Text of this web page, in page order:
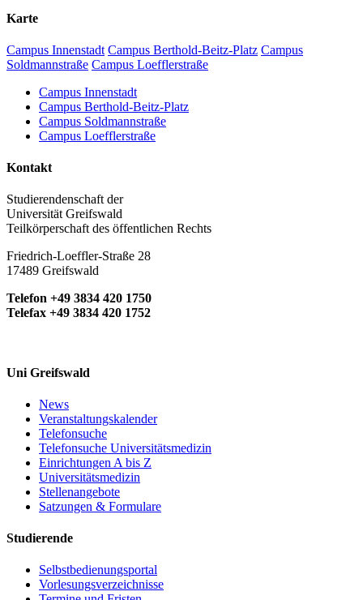
Karte
Campus Innenstadt Campus Berthold-Beitz-Platz Campus
Soldmannstraße Campus Loefflerstraße
Campus Innenstadt
Campus Berthold-Beitz-Platz
Campus Soldmannstraße
Campus Loefflerstraße
Kontakt
Studierendenschaft der
Universität Greifswald
Teilkörperschaft des öffentlichen Rechts
Friedrich-Loeffler-Straße 28
17489 Greifswald
Telefon +49 3834 420 1750
Telefax +49 3834 420 1752
Uni Greifswald
News
Veranstaltungskalender
Telefonsuche
Telefonsuche Universitätsmedizin
Einrichtungen A bis Z
Universitätsmedizin
Stellenangebote
Satzungen & Formulare
Studierende
Selbstbedienungsportal
Vorlesungsverzeichnisse